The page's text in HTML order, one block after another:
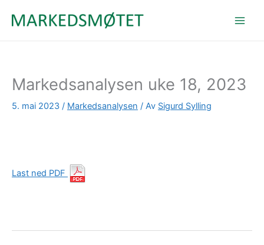
Markedsanalysen uke 18, 2023
5. mai 2023 / Markedsanalysen / Av Sigurd Sylling
Last ned PDF